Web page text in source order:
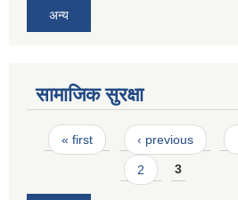
अन्य
सामाजिक सुरक्षा
Pages
« first ‹ previous
2 3